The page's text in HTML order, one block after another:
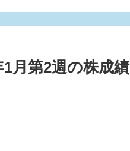
1月第2週の株成績